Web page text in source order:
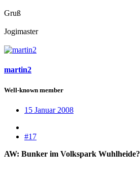
Gruß
Jogimaster
martin2
Well-known member
15 Januar 2008
#17
AW: Bunker im Volkspark Wuhlheide?